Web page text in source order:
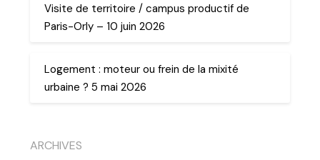
Visite de territoire / campus productif de
Paris-Orly – 10 juin 2026
Logement : moteur ou frein de la mixité
urbaine ? 5 mai 2026
ARCHIVES